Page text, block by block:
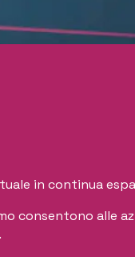
in continua
consentono alle